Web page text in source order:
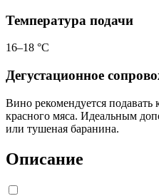
Температура подачи
16–18 °С
Дегустационное
Вино рекомендуется подавать
красного мяса. Идеальным
или тушеная баранина.
Описание